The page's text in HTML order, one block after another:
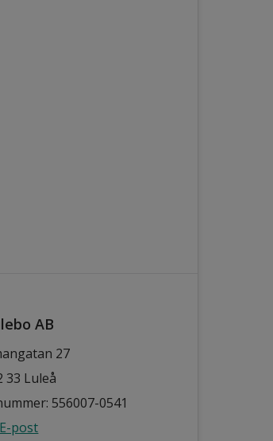
AB
27
33 Luleå
556007-0541
E-post